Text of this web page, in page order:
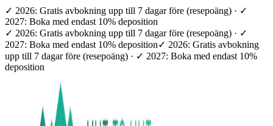
✓ 2026: Gratis avbokning upp till 7 dagar före (resepoäng) · ✓
2027: Boka med endast 10% deposition
✓ 2026: Gratis avbokning upp till 7 dagar före (resepoäng) · ✓
2027: Boka med endast 10% deposition✓ 2026: Gratis avbokning
upp till 7 dagar före (resepoäng) · ✓ 2027: Boka med endast 10%
deposition